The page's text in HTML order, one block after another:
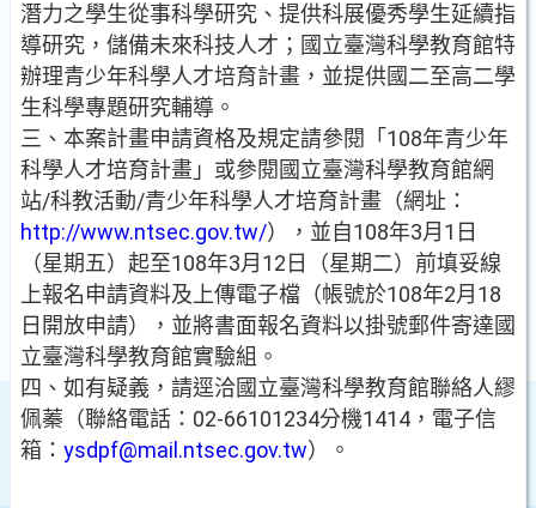
潛力之學生從事科學研究、提供科展優秀學生延續指
導研究，儲備未來科技人才；國立臺灣科學教育館特
辦理青少年科學人才培育計畫，並提供國二至高二學
生科學專題研究輔導。
三、本案計畫申請資格及規定請參閱「108年青少年
科學人才培育計畫」或參閱國立臺灣科學教育館網
站/科教活動/青少年科學人才培育計畫（網址：
http://www.ntsec.gov.tw/），並自108年3月1日
（星期五）起至108年3月12日（星期二）前填妥線
上報名申請資料及上傳電子檔（帳號於108年2月18
日開放申請），並將書面報名資料以掛號郵件寄達國
立臺灣科學教育館實驗組。
四、如有疑義，請逕洽國立臺灣科學教育館聯絡人繆
佩蓁（聯絡電話：02-66101234分機1414，電子信
箱： ysdpf@mail.ntsec.gov.tw）。